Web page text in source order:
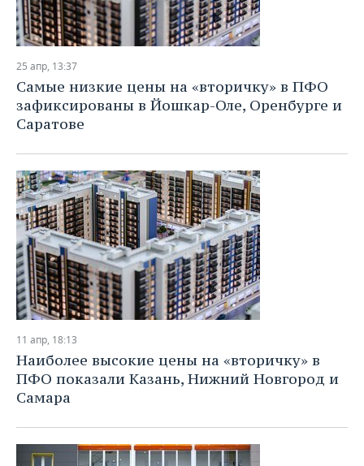
25 апр, 13:37
Самые низкие цены на «вторичку» в ПФО
зафиксированы в Йошкар-Оле, Оренбурге и
Саратове
11 апр, 18:13
Наиболее высокие цены на «вторичку» в
ПФО показали Казань, Нижний Новгород и
Самара